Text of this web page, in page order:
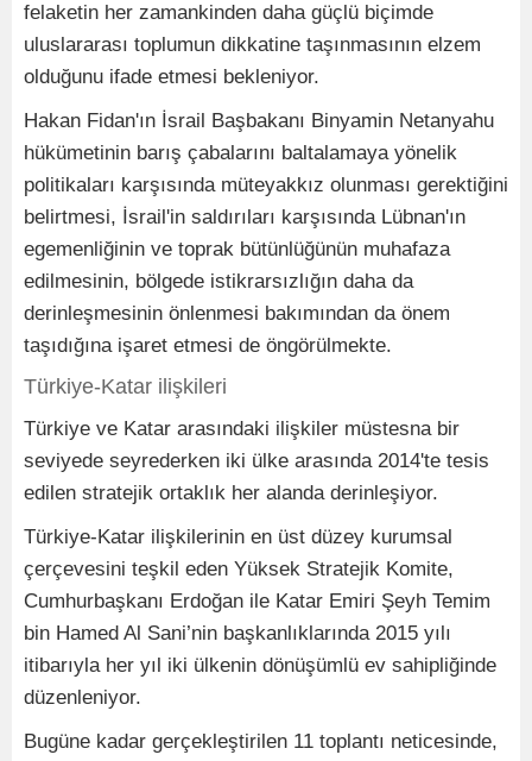
felaketin her zamankinden daha güçlü biçimde
uluslararası toplumun dikkatine taşınmasının elzem
olduğunu ifade etmesi bekleniyor.
Hakan Fidan'ın İsrail Başbakanı Binyamin Netanyahu
hükümetinin barış çabalarını baltalamaya yönelik
politikaları karşısında müteyakkız olunması gerektiğini
belirtmesi, İsrail'in saldırıları karşısında Lübnan'ın
egemenliğinin ve toprak bütünlüğünün muhafaza
edilmesinin, bölgede istikrarsızlığın daha da
derinleşmesinin önlenmesi bakımından da önem
taşıdığına işaret etmesi de öngörülmekte.
Türkiye-Katar ilişkileri
Türkiye ve Katar arasındaki ilişkiler müstesna bir
seviyede seyrederken iki ülke arasında 2014'te tesis
edilen stratejik ortaklık her alanda derinleşiyor.
Türkiye-Katar ilişkilerinin en üst düzey kurumsal
çerçevesini teşkil eden Yüksek Stratejik Komite,
Cumhurbaşkanı Erdoğan ile Katar Emiri Şeyh Temim
bin Hamed Al Sani’nin başkanlıklarında 2015 yılı
itibarıyla her yıl iki ülkenin dönüşümlü ev sahipliğinde
düzenleniyor.
Bugüne kadar gerçekleştirilen 11 toplantı neticesinde,